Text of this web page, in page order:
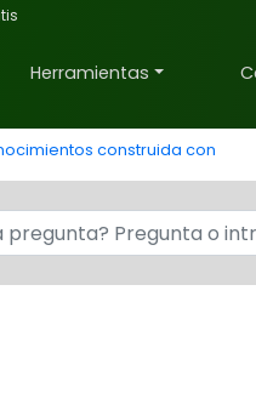
Herramientas
construida con